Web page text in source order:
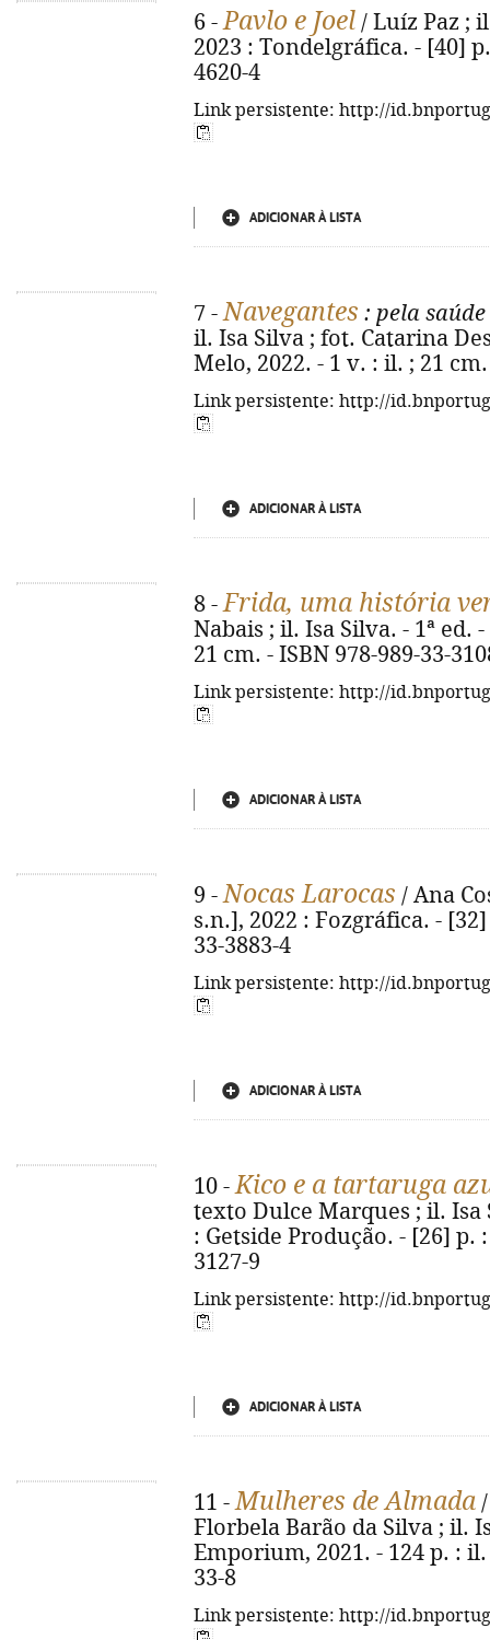
6 -Pavlo e Joel / Luíz Paz ;
2023 : Tondelgráfica. - [40]
4620-4
Link persistente: http://
ADICIONAR À LISTA
7 -Navegantes : pela
il. Isa Silva ; fot. Catarina
Melo, 2022. - 1 v. : il. ; 21
Link persistente: http://
ADICIONAR À LISTA
8 -Frida, uma história
Nabais ; il. Isa Silva. - 1ª ed.
21 cm. - ISBN 978-989-33-
Link persistente: http://
ADICIONAR À LISTA
9 -Nocas Larocas / Ana
s.n.], 2022 : Fozgráfica. -
33-3883-4
Link persistente: http://
ADICIONAR À LISTA
10 -Kico e a tartaruga
texto Dulce Marques ; il. Isa
: Getside Produção. - [26] p.
3127-9
Link persistente: http://
ADICIONAR À LISTA
11 -Mulheres de Almada
Florbela Barão da Silva ; il.
Emporium, 2021. - 124 p. : il.
33-8
Link persistente: http://